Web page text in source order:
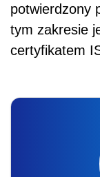
potwierdzony
tym zakresie
certyfikatem